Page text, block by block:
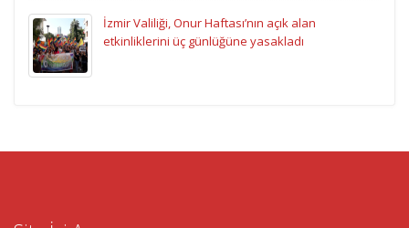
İzmir Valiliği, Onur Haftası’nın açık alan
etkinliklerini üç günlüğüne yasakladı